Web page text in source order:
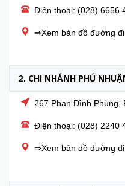
Điện thoại: (028) 6656
⇒Xem bản đồ đường đi
2. CHI NHÁNH PHÚ
267 Phan Đình Phùng,
Điện thoại: (028) 2240
⇒Xem bản đồ đường đi